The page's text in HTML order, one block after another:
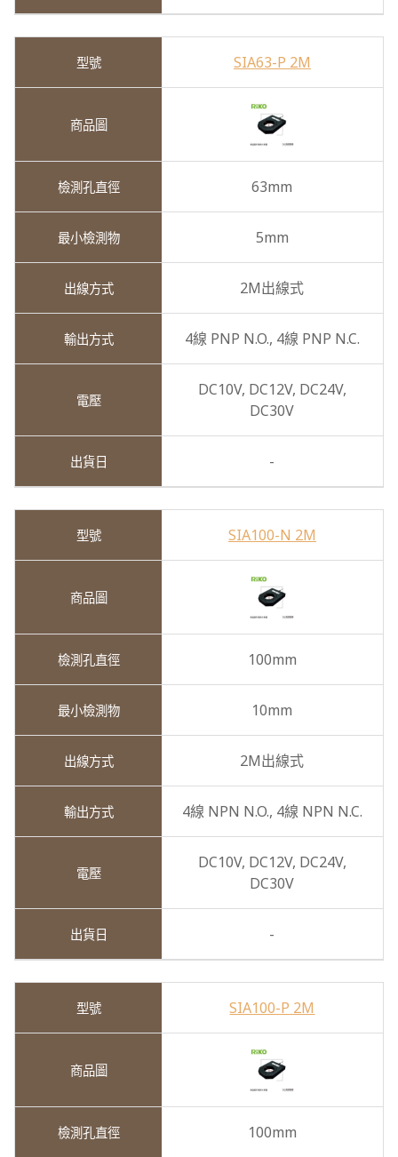
SIA63-P 2M
63mm
5mm
2M出線式
4線 PNP N.O., 4線 PNP N.C.
DC10V, DC12V, DC24V,
DC30V
-
SIA100-N 2M
100mm
10mm
2M出線式
4線 NPN N.O., 4線 NPN N.C.
DC10V, DC12V, DC24V,
DC30V
-
SIA100-P 2M
100mm